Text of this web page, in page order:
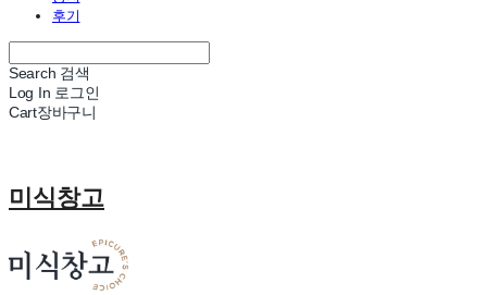
후기
Search 검색
Log In 로그인
Cart장바구니
미식창고